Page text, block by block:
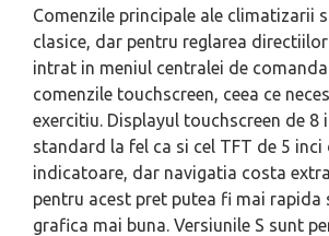
Comenzile principale ale climatizarii
clasice, dar pentru reglarea
intrat in meniul centralei de
comenzile touchscreen, ceea ce
exercitiu. Displayul touchscreen de 8
standard la fel ca si cel TFT de 5 inci
indicatoare, dar navigatia costa
pentru acest pret putea fi mai rapida
grafica mai buna. Versiunile S sunt